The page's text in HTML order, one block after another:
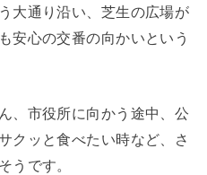
大通り沿い、芝生の広場が
安心の交番の向かいという
、市役所に向かう途中、公
クッと食べたい時など、さ
うです。